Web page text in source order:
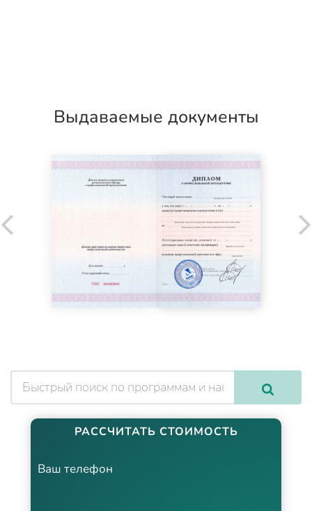
Выдаваемые документы
РАССЧИТАТЬ СТОИМОСТЬ
Ваш телефон